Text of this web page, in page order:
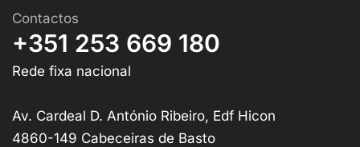
Contactos
+351 253 669 180
Rede fixa nacional
Av. Cardeal D. António Ribeiro, Edf Hicon
4860-149 Cabeceiras de Basto